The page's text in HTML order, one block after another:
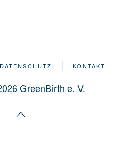
DATENSCHUTZ KONTAKT
GreenBirth e. V.